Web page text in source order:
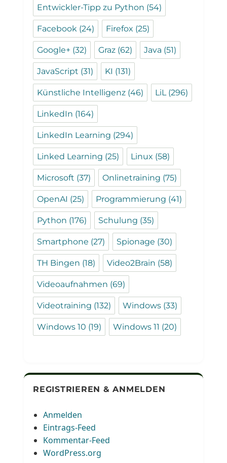
Entwickler-Tipp zu Python (54)
Facebook (24) Firefox (25)
Google+ (32) Graz (62) Java (51)
JavaScript (31) KI (131)
Künstliche Intelligenz (46) LiL(296)
LinkedIn (164)
LinkedIn Learning (294)
Linked Learning (25) Linux (58)
Microsoft (37) Onlinetraining (75)
OpenAI (25) Programmierung (41)
Python (176) Schulung (35)
Smartphone (27) Spionage (30)
TH Bingen (18) Video2Brain (58)
Videoaufnahmen (69)
Videotraining (132) Windows (33)
Windows 10 (19) Windows 11 (20)
REGISTRIEREN & ANMELDEN
Anmelden
Eintrags-Feed
Kommentar-Feed
WordPress.org